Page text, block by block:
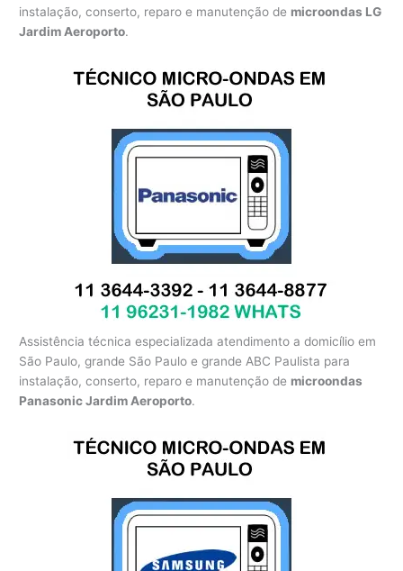
instalação, conserto, reparo e manutenção de microondas LG
Jardim Aeroporto.
Assistência técnica especializada atendimento a domicílio em
São Paulo, grande São Paulo e grande ABC Paulista para
instalação, conserto, reparo e manutenção de microondas
Panasonic Jardim Aeroporto.